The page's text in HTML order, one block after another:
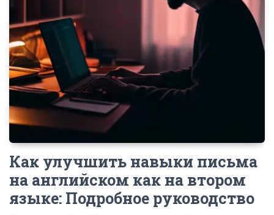
Как улучшить навыки письма
на английском как на втором
языке: Подробное руководство